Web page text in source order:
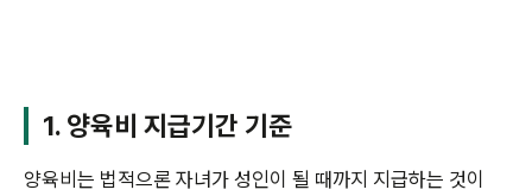
1. 양육비 지급기간 기준
양육비는 법적으론 자녀가 성인이 될 때까지 지급하는 것이